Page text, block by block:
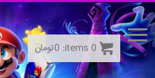
0
items:
0تومان